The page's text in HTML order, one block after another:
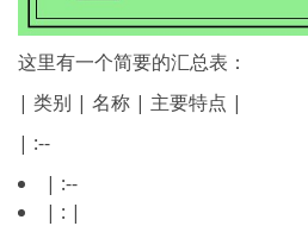
这里有一个简要的汇总表：
| 类别 | 名称 | 主要特点 |
| :--
| :--
| : |